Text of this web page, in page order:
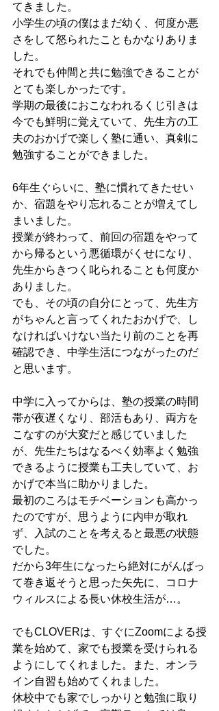
てきました。
小学生の頃の僕はまだ幼く、何度か悪
さをして怒られたこともかなりありま
した。
それでも仲間と共に勉強できることが
とても楽しかったです。
学期の最後におこなわれるくじ引きは
今でも鮮明に覚えていて、先生方の工
夫のおかげで楽しく塾に通い、真剣に
勉強することができました。
6年生ぐらいに、塾に慣れてきたせい
か、宿題をやり忘れることが増えてし
まいました。
授業が終わって、前回の宿題をやって
から帰るという悪循環がくせになり、
先生からきつく叱られることも何度か
ありました。
でも、その頃の自分にとって、先生方
がちゃんと言ってくれたおかげで、し
なければいけない当たり前のことを再
確認でき、中学生活につながったのだ
と思います。
中学に入ってからは、塾の授業の時間
帯が夜遅くなり、部活もあり、両方を
こなすのが大変だと感じていました
が、先生たちはなるべく効率よく勉強
できるように授業も工夫していて、お
かげで本当に助かりました。
最初のころはモチベーションも高かっ
たのですが、思うように内申が取れ
ず、入試のことを考えると最悪の状態
でした。
だから3年生になったら絶対にがんばっ
て巻き返そうと思った矢先に、コロナ
ウィルスによる長い休校生活が…。
でもCLOVERは、すぐにZoomによる授
業を始めて、家でも授業を受けられる
ようにしてくれました。また、オンラ
イン自習も始めてくれました。
休校中でも家でしっかりと勉強に取り